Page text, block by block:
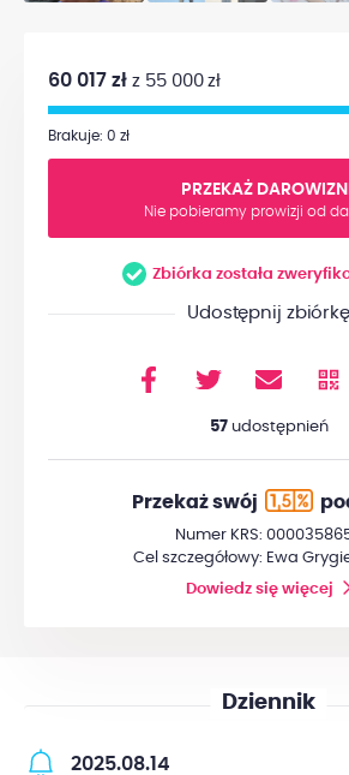
60 017 zł z 55 000 zł
Brakuje: 0 zł
PRZEKAŻ
Nie pobieramy prowizji od
Zbiórka została
Udostępnij zbiórkę
57udostępnień
Przekaż swój
Numer KRS:
Cel szczegółowy: Ewa
Dowiedz się więcej
Dziennik
2025.08.14